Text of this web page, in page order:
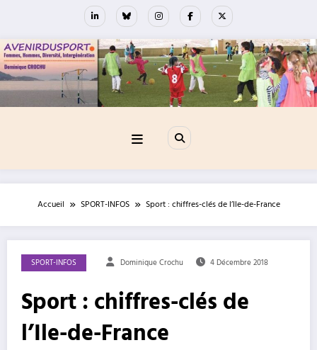
Accueil SPORT-INFOS Sport : chiffres-clés de l’Ile-de-France
SPORT-INFOS Dominique Crochu 4 Décembre 2018
Sport : chiffres-clés de
l’Ile-de-France